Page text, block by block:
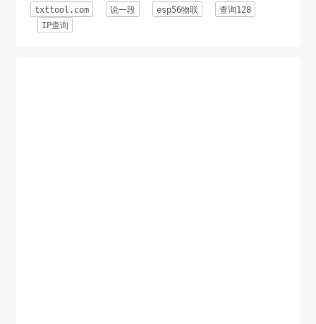
    }else {
        $post['b64_data'] =
txttool.com 说一段 esp56物联
查询128
IP查询